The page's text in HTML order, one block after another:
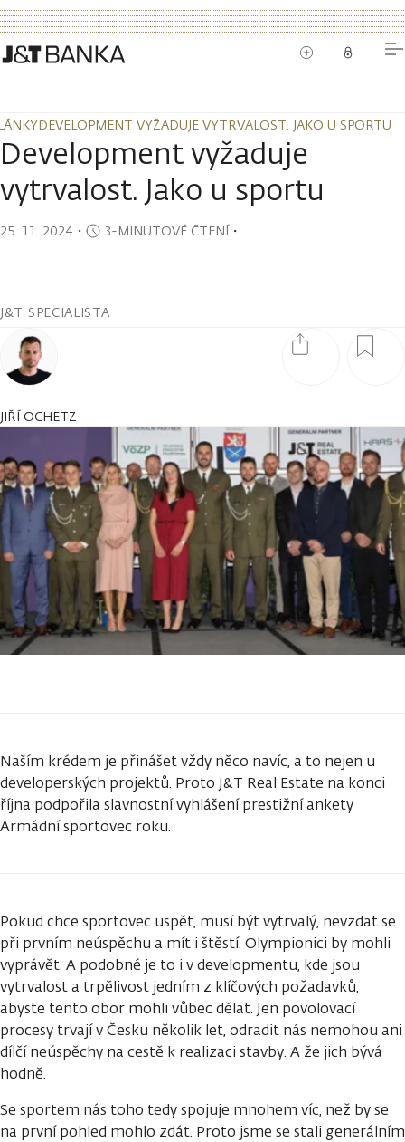
DEVELOPMENT VYŽADUJE VYTRVALOST. JAKO U SPORTU
DEVELOPMENT VYŽADUJE VYTRVALOST. JAKO U SPORTU
Development vyžaduje
vytrvalost. Jako u sportu
25. 11. 2024 ・ 3-MINUTOVÉ ČTENÍ・
J&T SPECIALISTA
JIŘÍ OCHETZ
Naším krédem je přinášet vždy něco navíc, a to nejen u
developerských projektů. Proto J&T Real Estate na konci
října podpořila slavnostní vyhlášení prestižní ankety
Armádní sportovec roku.
Pokud chce sportovec uspět, musí být vytrvalý, nevzdat se
při prvním neúspěchu a mít i štěstí. Olympionici by mohli
vyprávět. A podobné je to i v developmentu, kde jsou
vytrvalost a trpělivost jedním z klíčových požadavků,
abyste tento obor mohli vůbec dělat. Jen povolovací
procesy trvají v Česku několik let, odradit nás nemohou ani
dílčí neúspěchy na cestě k realizaci stavby. A že jich bývá
hodně.
Se sportem nás toho tedy spojuje mnohem víc, než by se
na první pohled mohlo zdát. Proto jsme se stali generálním